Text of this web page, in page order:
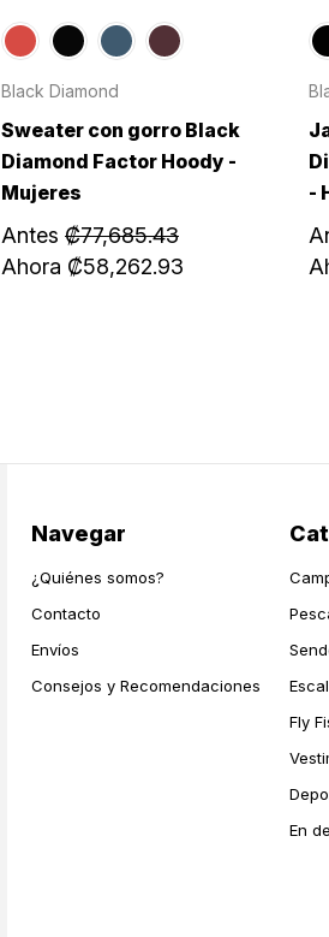
Black Diamond
Sweater con gorro Black
Diamond Factor Hoody -
Mujeres
Antes ₡77,685.43
Ahora ₡58,262.93
-
Navegar
¿Quiénes somos?
Contacto
Envíos
Consejos y Recomendaciones
Fly
En